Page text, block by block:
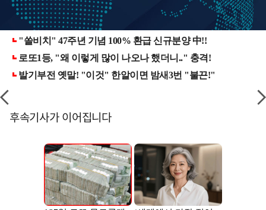
후속기사가 이어집니다